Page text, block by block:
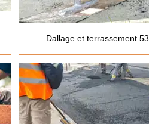
Dallage et terrassement 53